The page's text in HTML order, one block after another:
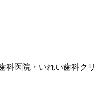
科医院・いれい歯科クリ